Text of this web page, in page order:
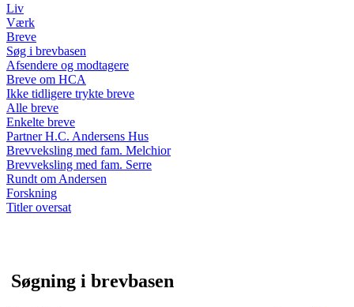
Liv
Værk
Breve
Søg i brevbasen
Afsendere og modtagere
Breve om HCA
Ikke tidligere trykte breve
Alle breve
Enkelte breve
Partner H.C. Andersens Hus
Brevveksling med fam. Melchior
Brevveksling med fam. Serre
Rundt om Andersen
Forskning
Titler oversat
Søgning i brevbasen